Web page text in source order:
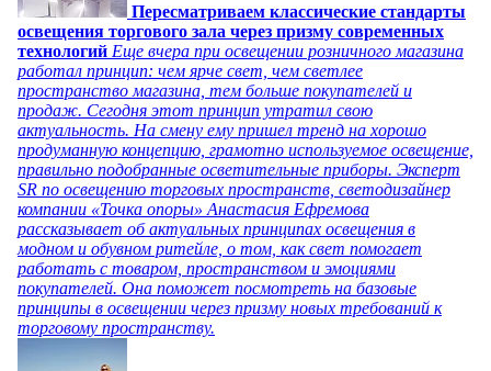
Пересматриваем классические стандарты
освещения торгового зала через призму современных
технологий Еще вчера при освещении розничного магазина
работал принцип: чем ярче свет, чем светлее
пространство магазина, тем больше покупателей и
продаж. Сегодня этот принцип утратил свою
актуальность. На смену ему пришел тренд на хорошо
продуманную концепцию, грамотно используемое освещение,
правильно подобранные осветительные приборы. Эксперт
SR по освещению торговых пространств, светодизайнер
компании «Точка опоры» Анастасия Ефремова
рассказывает об актуальных принципах освещения в
модном и обувном ритейле, о том, как свет помогает
работать с товаром, пространством и эмоциями
покупателей. Она поможет посмотреть на базовые
принципы в освещении через призму новых требований к
торговому пространству.